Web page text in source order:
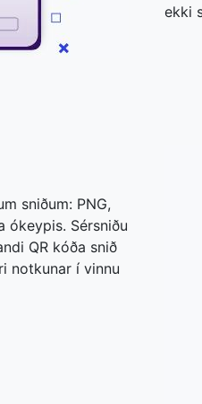
ekki
sniðum: PNG,
ókeypis. Sérsniðu
QR kóða snið
notkunar í vinnu